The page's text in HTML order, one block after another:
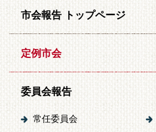
市会報告 トップページ
定例市会
委員会報告
常任委員会